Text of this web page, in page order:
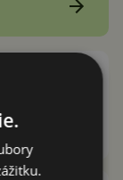
v zahraničí